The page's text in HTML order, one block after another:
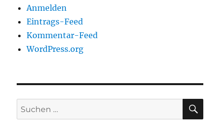
Anmelden
Eintrags-Feed
Kommentar-Feed
WordPress.org
Suchen
nach: